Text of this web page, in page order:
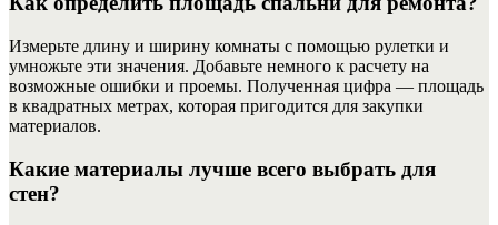
Измерьте длину и ширину комнаты с помощью рулетки и
умножьте эти значения. Добавьте немного к расчету на
возможные ошибки и проемы. Полученная цифра — площадь
в квадратных метрах, которая пригодится для закупки
материалов.
Какие материалы лучше всего выбрать для
стен?